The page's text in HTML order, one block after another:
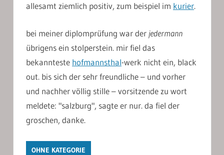
allesamt ziemlich positiv, zum beispiel im kurier.
bei meiner diplomprüfung war der jedermann
übrigens ein stolperstein. mir fiel das
bekannteste hofmannsthal-werk nicht ein, black
out. bis sich der sehr freundliche – und vorher
und nachher völlig stille – vorsitzende zu wort
meldete: "salzburg", sagte er nur. da fiel der
groschen, danke.
OHNE KATEGORIE